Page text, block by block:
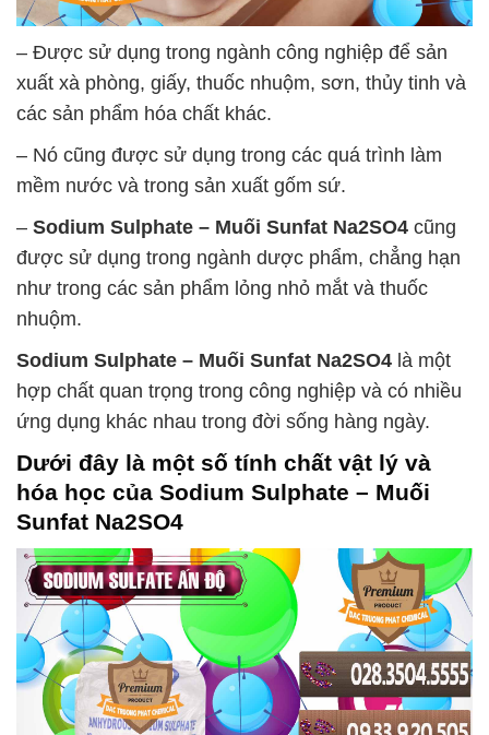
– Được sử dụng trong ngành công nghiệp để sản
xuất xà phòng, giấy, thuốc nhuộm, sơn, thủy tinh và
các sản phẩm hóa chất khác.
– Nó cũng được sử dụng trong các quá trình làm
mềm nước và trong sản xuất gốm sứ.
– Sodium Sulphate – Muối Sunfat Na2SO4 cũng
được sử dụng trong ngành dược phẩm, chẳng hạn
như trong các sản phẩm lỏng nhỏ mắt và thuốc
nhuộm.
Sodium Sulphate – Muối Sunfat Na2SO4 là một
hợp chất quan trọng trong công nghiệp và có nhiều
ứng dụng khác nhau trong đời sống hàng ngày.
Dưới đây là một số tính chất vật lý và
hóa học của Sodium Sulphate – Muối
Sunfat Na2SO4